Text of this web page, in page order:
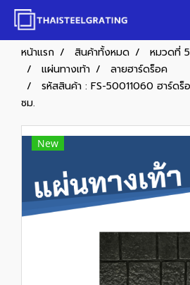
หน้าแรก สินค้าทั้งหมด
หมวดที่
แผ่นทางเท้า
ลายฮาร์ดร็อค
รหัสสินค้า : FS-50011060 ฮาร์
ซม.
New